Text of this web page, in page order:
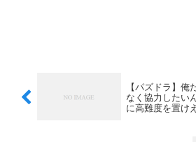
【パズドラ】俺
なく協力したい
に高難度を置け